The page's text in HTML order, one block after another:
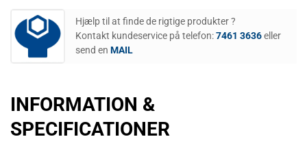
Hjælp til at finde de rigtige produkter ?
Kontakt kundeservice på telefon:7461 3636eller
send en MAIL
INFORMATION &
SPECIFICATIONER